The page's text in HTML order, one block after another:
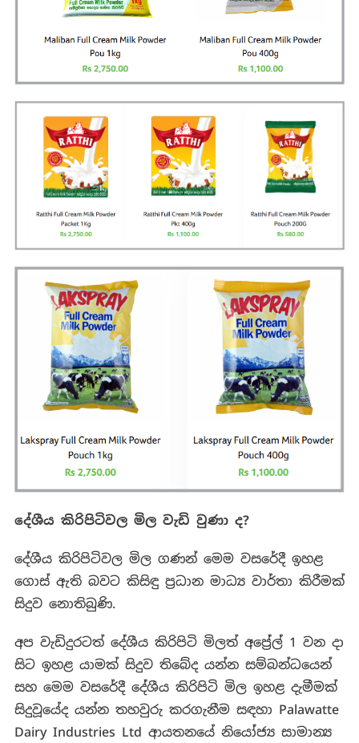
දේශීය කිරිපිටිවල මිල වැඩි වුණා ද?
දේශීය කිරිපිටිවල මිල ගණන් මෙම වසරේදී ඉහළ
ගොස් ඇති බවට කිසිඳු ප්‍රධාන මාධ්‍ය වාර්තා කිරීමක්
සිදුව නොතිබුණි.
අප වැඩිදුරටත් දේශීය කිරිපිටි මිලත් අප්‍රේල් 1 වන දා
සිට ඉහළ යාමක් සිදුව තිබේද යන්න සම්බන්ධයෙන්
සහ මෙම වසරේදී දේශීය කිරිපිටි මිල ඉහළ දැමීමක්
සිදුවූයේද යන්න තහවුරු කරගැනීම සඳහා Palawatte
Dairy Industries Ltd ආයතනයේ නියෝජ්‍ය සාමාන්‍ය